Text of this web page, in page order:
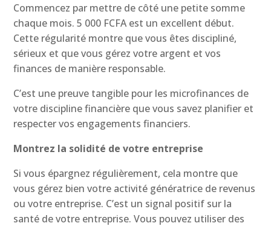
Commencez par mettre de côté une petite somme
chaque mois. 5 000 FCFA est un excellent début.
Cette régularité montre que vous êtes discipliné,
sérieux et que vous gérez votre argent et vos
finances de manière responsable.
C’est une preuve tangible pour les microfinances de
votre discipline financière que vous savez planifier et
respecter vos engagements financiers.
Montrez la solidité de votre entreprise
Si vous épargnez régulièrement, cela montre que
vous gérez bien votre activité génératrice de revenus
ou votre entreprise. C’est un signal positif sur la
santé de votre entreprise. Vous pouvez utiliser des